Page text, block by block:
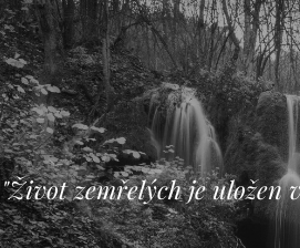
"Život zemřelých je uložen